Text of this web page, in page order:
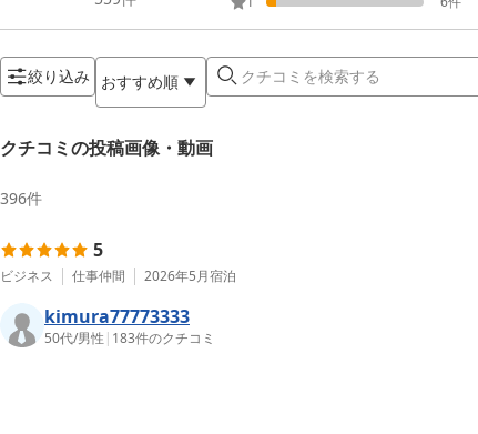
絞り込み おすすめ順
クチコミの投稿画像・動画
396件
5
ビジネス 仕事仲間 2026年5月宿泊
kimura77773333
50代/男性 | 183件のクチコミ